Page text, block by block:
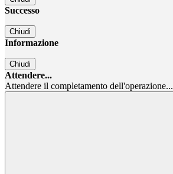
Successo
Chiudi
Informazione
Chiudi
Attendere...
Attendere il completamento dell'operazione...